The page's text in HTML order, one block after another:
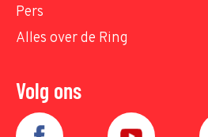
Pers
Alles over de Ring
Volg ons